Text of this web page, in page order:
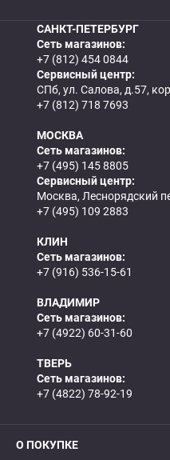
САНКТ-ПЕТЕРБУРГ
Сеть магазинов:
+7 (812) 454 0844
Сервисный центр:
СПб, ул. Салова, д.57,
+7 (812) 718 7693
МОСКВА
Сеть магазинов:
+7 (495) 145 8805
Сервисный центр:
Москва, Леснорядский
+7 (495) 109 2883
КЛИН
Сеть магазинов:
+7 (916) 536-15-61
ВЛАДИМИР
Сеть магазинов:
+7 (4922) 60-31-60
ТВЕРЬ
Сеть магазинов:
+7 (4822) 78-92-19
О ПОКУПКЕ